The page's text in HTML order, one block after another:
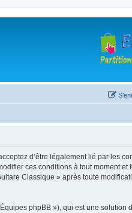
d’être légalement lié par les
ces conditions à tout moment et
Classique » après toute
phpBB »), qui est une solution